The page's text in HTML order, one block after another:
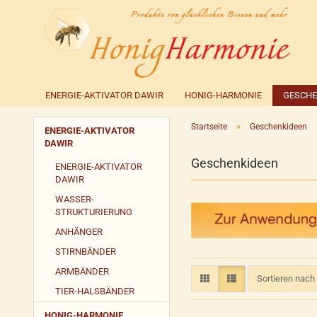
ENERGIE-AKTIVATOR DAWIR HONIG-HARMONIE
Startseite » Geschenkideen
Geschenkideen
Sortieren nach
Sortieren nach
ENERGIE-AKTIVATOR
DAWIR
ENERGIE-AKTIVATOR
DAWIR
WASSER-
STRUKTURIERUNG
ANHÄNGER
STIRNBÄNDER
ARMBÄNDER
TIER-HALSBÄNDER